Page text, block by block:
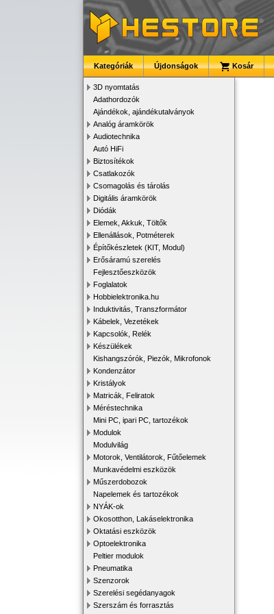
Kategóriák Újdonságok Kosár
3D nyomtatás
Adathordozók
Ajándékok, ajándékutalványok
Analóg áramkörök
Audiotechnika
Autó HiFi
Biztosítékok
Csatlakozók
Csomagolás és tárolás
Digitális áramkörök
Diódák
Elemek, Akkuk, Töltők
Ellenállások, Potméterek
Építőkészletek (KIT, Modul)
Erősáramú szerelés
Fejlesztőeszközök
Foglalatok
Hobbielektronika.hu
Induktivitás, Transzformátor
Kábelek, Vezetékek
Kapcsolók, Relék
Készülékek
Kishangszórók, Piezók, Mikrofonok
Kondenzátor
Kristályok
Matricák, Feliratok
Méréstechnika
Mini PC, ipari PC, tartozékok
Modulok
Modulvilág
Motorok, Ventilátorok, Fűtőelemek
Munkavédelmi eszközök
Műszerdobozok
Napelemek és tartozékok
NYÁK-ok
Okosotthon, Lakáselektronika
Oktatási eszközök
Optoelektronika
Peltier modulok
Pneumatika
Szenzorok
Szerelési segédanyagok
Szerszám és forrasztás